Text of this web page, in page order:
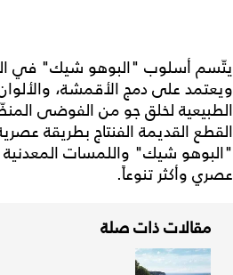
يتّسم أسلوب "البوهو شيك" في
ويعتمد على دمج الأقمشة، والألوان
الطبيعية لخلق جو من الفوضى
القطع القديمة الفنتاج بطريقة
"البوهو شيك" واللمسات
عصري وأكثر تنوعاً.
مقالات ذات صلة